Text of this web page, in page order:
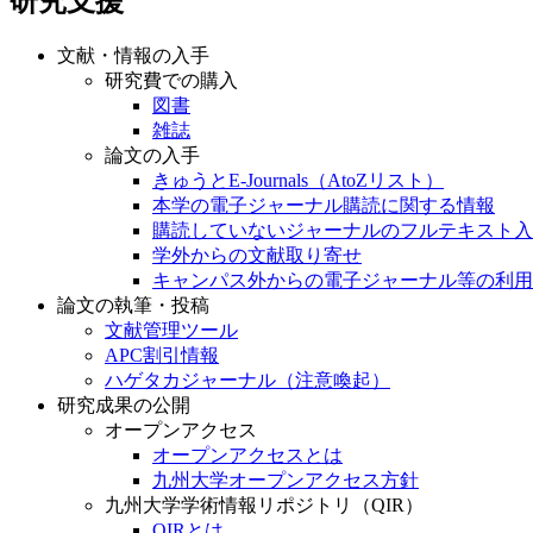
文献・情報の入手
研究費での購入
図書
雑誌
論文の入手
きゅうとE-Journals（AtoZリスト）
本学の電子ジャーナル購読に関する情報
購読していないジャーナルのフルテキスト
学外からの文献取り寄せ
キャンパス外からの電子ジャーナル等の利用
論文の執筆・投稿
文献管理ツール
APC割引情報
ハゲタカジャーナル（注意喚起）
研究成果の公開
オープンアクセス
オープンアクセスとは
九州大学オープンアクセス方針
九州大学学術情報リポジトリ（QIR）